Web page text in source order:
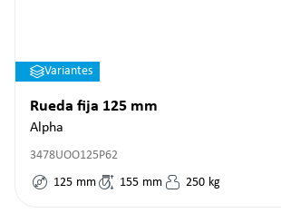
Variantes
Rueda fija 125 mm
Alpha
3478UOO125P62
125 mm 155 mm 250 kg